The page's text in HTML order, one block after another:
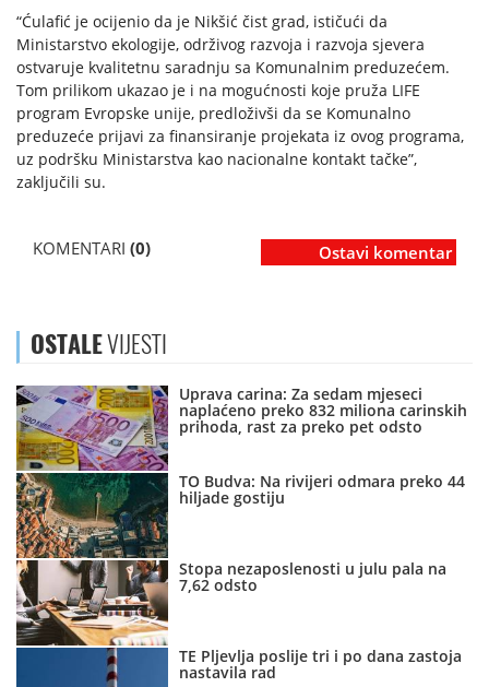
“Ćulafić je ocijenio da je Nikšić čist grad, ističući da
Ministarstvo ekologije, održivog razvoja i razvoja sjevera
ostvaruje kvalitetnu saradnju sa Komunalnim preduzećem.
Tom prilikom ukazao je i na mogućnosti koje pruža LIFE
program Evropske unije, predloživši da se Komunalno
preduzeće prijavi za finansiranje projekata iz ovog programa,
uz podršku Ministarstva kao nacionalne kontakt tačke”,
zaključili su.
KOMENTARI (0) Ostavi komentar
OSTALEVIJESTI
Uprava carina: Za sedam mjeseci
naplaćeno preko 832 miliona carinskih
prihoda, rast za preko pet odsto
TO Budva: Na rivijeri odmara preko 44
hiljade gostiju
Stopa nezaposlenosti u julu pala na
7,62 odsto
TE Pljevlja poslije tri i po dana zastoja
nastavila rad